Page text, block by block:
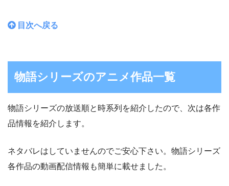
目次へ戻る
物語シリーズのアニメ作品一覧
物語シリーズの放送順と時系列を紹介したので、次は各作
品情報を紹介します。
ネタバレはしていませんのでご安心下さい。物語シリーズ
各作品の動画配信情報も簡単に載せました。